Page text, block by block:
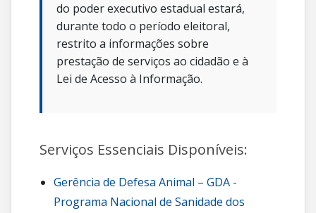
do poder executivo estadual estará,
durante todo o período eleitoral,
restrito a informações sobre
prestação de serviços ao cidadão e à
Lei de Acesso à Informação.
Serviços Essenciais Disponíveis:
Gerência de Defesa Animal – GDA -
Programa Nacional de Sanidade dos